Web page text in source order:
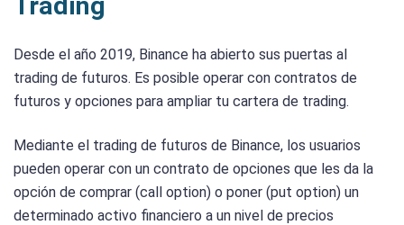
Trading
Desde el año 2019, Binance ha abierto sus puertas al
trading de futuros. Es posible operar con contratos de
futuros y opciones para ampliar tu cartera de trading.
Mediante el trading de futuros de Binance, los usuarios
pueden operar con un contrato de opciones que les da la
opción de comprar (call option) o poner (put option) un
determinado activo financiero a un nivel de precios